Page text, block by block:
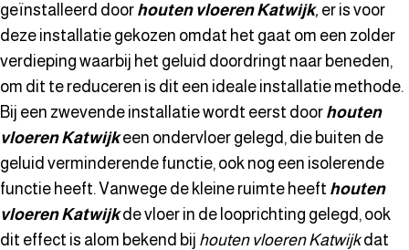
geïnstalleerd door houten vloeren Katwijk, er is voor
deze installatie gekozen omdat het gaat om een zolder
verdieping waarbij het geluid doordringt naar beneden,
om dit te reduceren is dit een ideale installatie methode.
Bij een zwevende installatie wordt eerst door houten
vloeren Katwijk een ondervloer gelegd, die buiten de
geluid verminderende functie, ook nog een isolerende
functie heeft. Vanwege de kleine ruimte heeft houten
vloeren Katwijk de vloer in de looprichting gelegd, ook
dit effect is alom bekend bij houten vloeren Katwijkdat